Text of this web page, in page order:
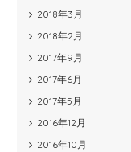
2018年3月
2018年2月
2017年9月
2017年6月
2017年5月
2016年12月
2016年10月